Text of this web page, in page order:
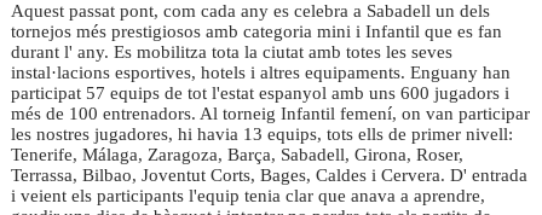
Aquest passat pont, com cada any es celebra a Sabadell un dels
tornejos més prestigiosos amb categoria mini i Infantil que es fan
durant l' any. Es mobilitza tota la ciutat amb totes les seves
instal·lacions esportives, hotels i altres equipaments. Enguany han
participat 57 equips de tot l'estat espanyol amb uns 600 jugadors i
més de 100 entrenadors. Al torneig Infantil femení, on van participar
les nostres jugadores, hi havia 13 equips, tots ells de primer nivell:
Tenerife, Málaga, Zaragoza, Barça, Sabadell, Girona, Roser,
Terrassa, Bilbao, Joventut Corts, Bages, Caldes i Cervera. D' entrada
i veient els participants l'equip tenia clar que anava a aprendre,